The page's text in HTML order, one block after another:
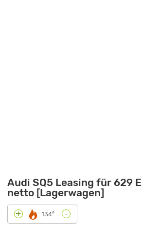
Audi SQ5 Leasing für 629
netto [Lagerwagen]
+ 134° -